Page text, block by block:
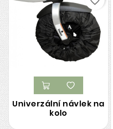
Univerzální návlek na
kolo